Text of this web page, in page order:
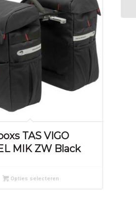
TAS VIGO
MIK ZW Black
Opties selecteren